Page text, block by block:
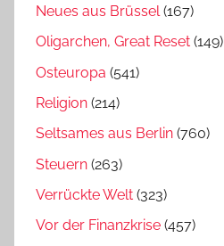
Neues aus Brüssel (167)
Oligarchen, Great Reset (149)
Osteuropa (541)
Religion (214)
Seltsames aus Berlin (760)
Steuern (263)
Verrückte Welt (323)
Vor der Finanzkrise (457)